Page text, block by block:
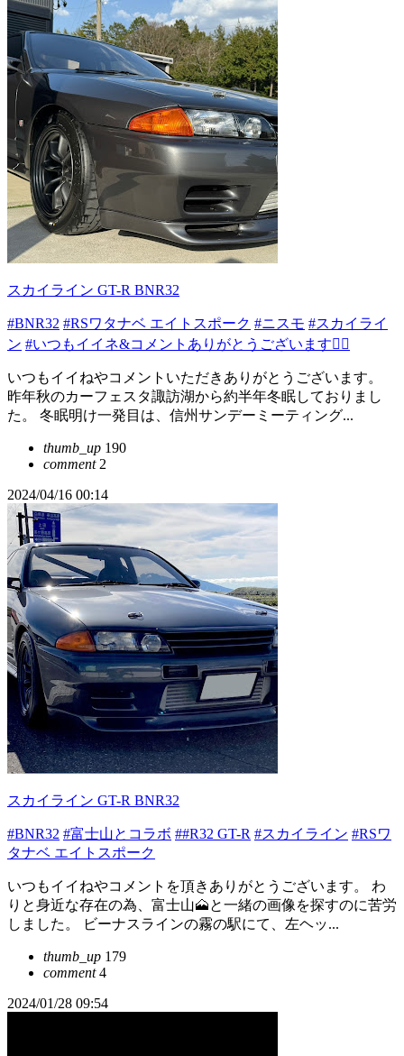
スカイライン GT-R BNR32
#BNR32 #RSワタナベ エイトスポーク #ニスモ #スカイライ
ン #いつもイイネ&コメントありがとうございます🙇‍♂️
いつもイイねやコメントいただきありがとうございます。
昨年秋のカーフェスタ諏訪湖から約半年冬眠しておりまし
た。 冬眠明け一発目は、信州サンデーミーティング...
thumb_up 190
comment2
2024/04/16 00:14
スカイライン GT-R BNR32
#BNR32 #富士山とコラボ ##R32 GT-R #スカイライン #RSワ
タナベ エイトスポーク
いつもイイねやコメントを頂きありがとうございます。 わ
りと身近な存在の為、富士山🗻と一緒の画像を探すのに苦労
しました。 ビーナスラインの霧の駅にて、左ヘッ...
thumb_up 179
comment4
2024/01/28 09:54